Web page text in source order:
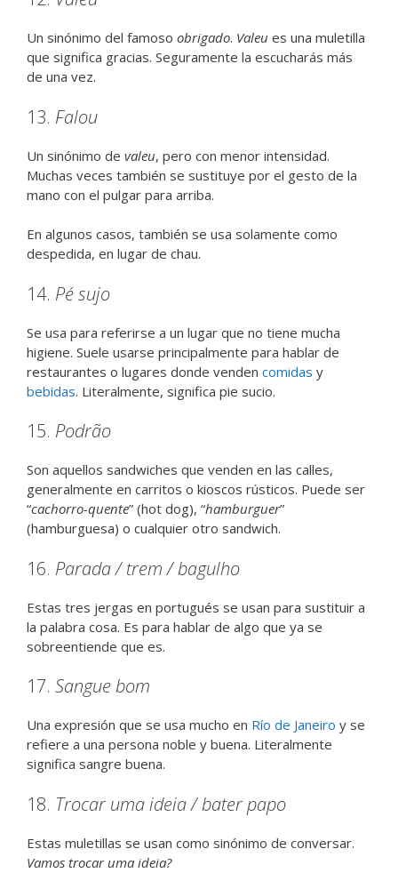
Un sinónimo del famoso obrigado. Valeu es una muletilla
que significa gracias. Seguramente la escucharás más
de una vez.
13. Falou
Un sinónimo de valeu, pero con menor intensidad.
Muchas veces también se sustituye por el gesto de la
mano con el pulgar para arriba.
En algunos casos, también se usa solamente como
despedida, en lugar de chau.
14. Pé sujo
Se usa para referirse a un lugar que no tiene mucha
higiene. Suele usarse principalmente para hablar de
restaurantes o lugares donde venden comidas y
bebidas. Literalmente, significa pie sucio.
15. Podrão
Son aquellos sandwiches que venden en las calles,
generalmente en carritos o kioscos rústicos. Puede ser
“cachorro-quente” (hot dog), “hamburguer”
(hamburguesa) o cualquier otro sandwich.
16. Parada / trem / bagulho
Estas tres jergas en portugués se usan para sustituir a
la palabra cosa. Es para hablar de algo que ya se
sobreentiende que es.
17. Sangue bom
Una expresión que se usa mucho en Río de Janeiro y se
refiere a una persona noble y buena. Literalmente
significa sangre buena.
18. Trocar uma ideia / bater papo
Estas muletillas se usan como sinónimo de conversar.
Vamos trocar uma ideia?